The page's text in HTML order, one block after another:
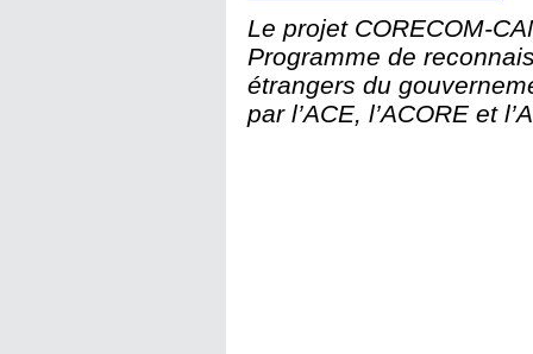
Le projet CORECOM-
Programme de
étrangers du
par l’ACE, l’ACORE et